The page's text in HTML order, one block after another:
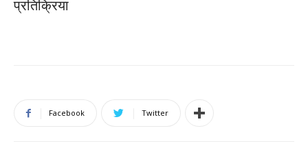
प्रतिक्रिया
Facebook Twitter